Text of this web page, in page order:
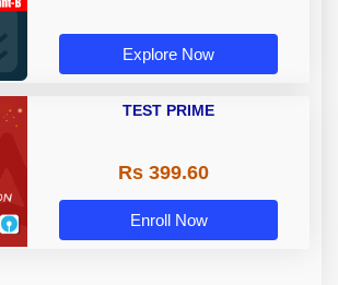
Explore Now
TEST PRIME
Rs 399.60
Enroll Now